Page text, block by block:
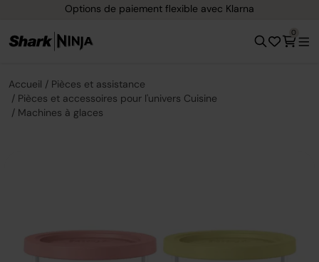
Options de paiement flexible avec Klarna
0
Accueil
Pièces et assistance
Pièces et accessoires pour l'univers Cuisine
Machines à glaces